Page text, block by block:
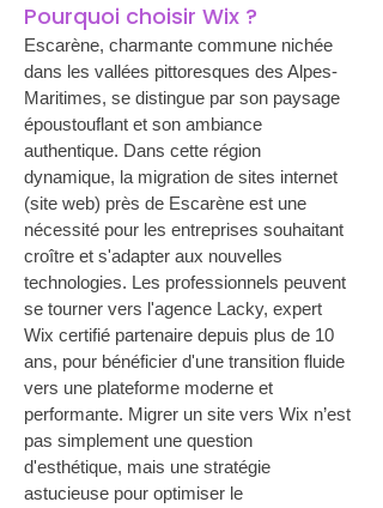
Pourquoi choisir Wix ?
Escarène, charmante commune nichée
dans les vallées pittoresques des Alpes-
Maritimes, se distingue par son paysage
époustouflant et son ambiance
authentique. Dans cette région
dynamique, la migration de sites internet
(site web) près de Escarène est une
nécessité pour les entreprises souhaitant
croître et s'adapter aux nouvelles
technologies. Les professionnels peuvent
se tourner vers l'agence Lacky, expert
Wix certifié partenaire depuis plus de 10
ans, pour bénéficier d'une transition fluide
vers une plateforme moderne et
performante. Migrer un site vers Wix n’est
pas simplement une question
d'esthétique, mais une stratégie
astucieuse pour optimiser le